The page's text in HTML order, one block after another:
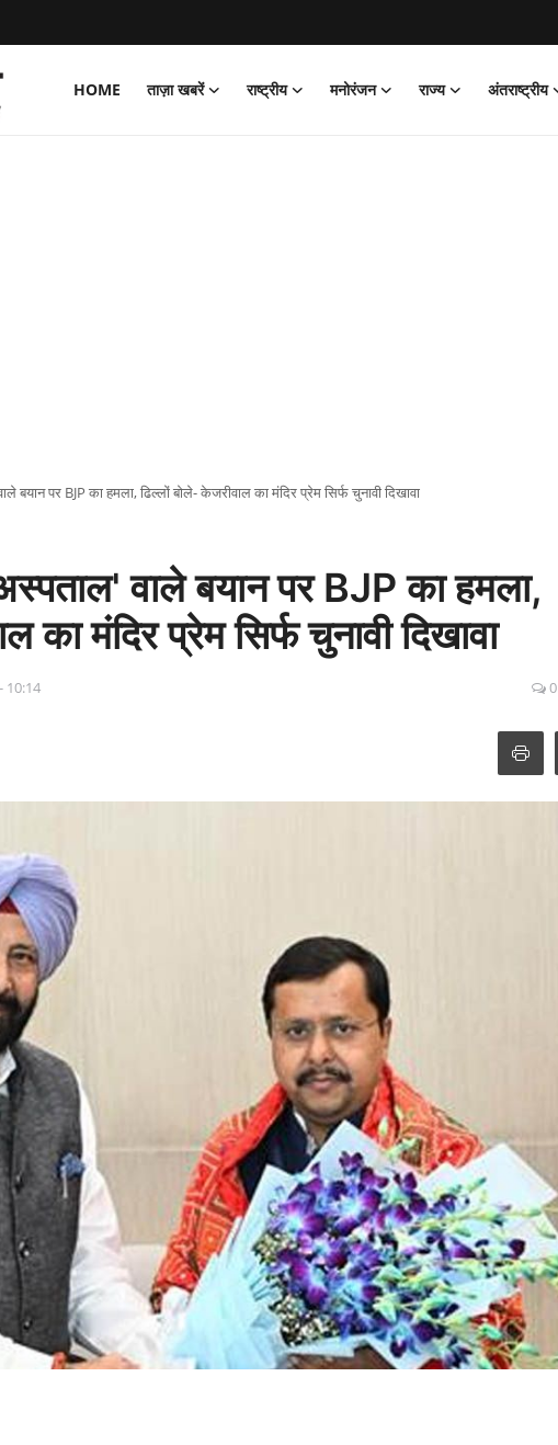
HOME ताज़ा खबरें राष्ट्रीय मनोरंजन राज्य अंतराष्ट्रीय
बयान पर BJP का हमला, ढिल्लों बोले- केजरीवाल का मंदिर प्रेम सिर्फ चुनावी दिखावा
वाले बयान पर BJP का हमला,
का मंदिर प्रेम सिर्फ चुनावी दिखावा
10:14 0